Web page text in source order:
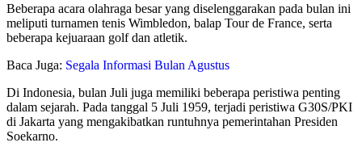
Beberapa acara olahraga besar yang diselenggarakan pada bulan ini
meliputi turnamen tenis Wimbledon, balap Tour de France, serta
beberapa kejuaraan golf dan atletik.
Baca Juga: Segala Informasi Bulan Agustus
Di Indonesia, bulan Juli juga memiliki beberapa peristiwa penting
dalam sejarah. Pada tanggal 5 Juli 1959, terjadi peristiwa G30S/PKI
di Jakarta yang mengakibatkan runtuhnya pemerintahan Presiden
Soekarno.